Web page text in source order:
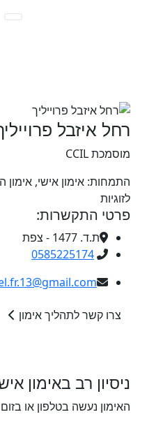
רחל איזבל
מוסמכת CCIL
התמחות: אימון אישי, אימון
לזוגיות
פרטי התקשרות:
ת.ד. 1477 - צפת
0585225174
צרו קשר לתהליך אימון
ניסיון רב באימון
האימון נעשה בטלפון או בזום